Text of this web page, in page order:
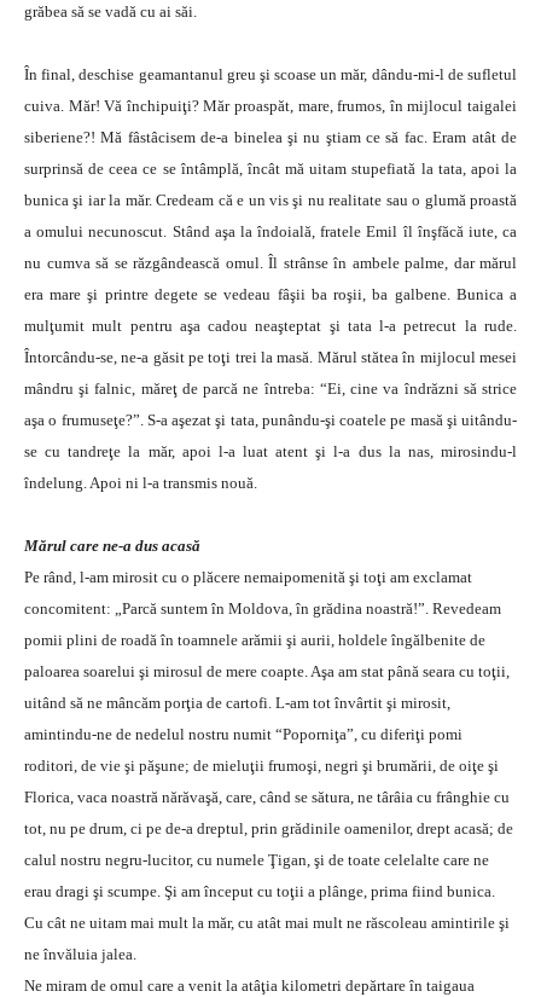
grăbea să se vadă cu ai săi.
În final, deschise geamantanul greu şi scoase un măr, dându-mi-l de sufletul
cuiva. Măr! Vă închipuiţi? Măr proaspăt, mare, frumos, în mijlocul taigalei
siberiene?! Mă fâstâcisem de-a binelea şi nu ştiam ce să fac. Eram atât de
surprinsă de ceea ce se întâmplă, încât mă uitam stupefiată la tata, apoi la
bunica şi iar la măr. Credeam că e un vis şi nu realitate sau o glumă proastă
a omului necunoscut. Stând aşa la îndoială, fratele Emil îl înşfăcă iute, ca
nu cumva să se răzgândească omul. Îl strânse în ambele palme, dar mărul
era mare şi printre degete se vedeau fâşii ba roşii, ba galbene. Bunica a
mulţumit mult pentru aşa cadou neaşteptat şi tata l-a petrecut la rude.
Întorcându-se, ne-a găsit pe toţi trei la masă. Mărul stătea în mijlocul mesei
mândru şi falnic, măreţ de parcă ne întreba: “Ei, cine va îndrăzni să strice
aşa o frumuseţe?”. S-a aşezat şi tata, punându-şi coatele pe masă şi uitându-
se cu tandreţe la măr, apoi l-a luat atent şi l-a dus la nas, mirosindu-l
îndelung. Apoi ni l-a transmis nouă.
Mărul care ne-a dus acasă
Pe rând, l-am mirosit cu o plăcere nemaipomenită şi toţi am exclamat
concomitent: „Parcă suntem în Moldova, în grădina noastră!”. Revedeam
pomii plini de roadă în toamnele arămii şi aurii, holdele îngălbenite de
paloarea soarelui şi mirosul de mere coapte. Aşa am stat până seara cu toţii,
uitând să ne mâncăm porţia de cartofi. L-am tot învârtit şi mirosit,
amintindu-ne de nedelul nostru numit “Poporniţa”, cu diferiţi pomi
roditori, de vie şi păşune; de mieluţii frumoşi, negri şi brumării, de oiţe şi
Florica, vaca noastră nărăvaşă, care, când se sătura, ne târâia cu frânghie cu
tot, nu pe drum, ci pe de-a dreptul, prin grădinile oamenilor, drept acasă; de
calul nostru negru-lucitor, cu numele Ţigan, şi de toate celelalte care ne
erau dragi şi scumpe. Şi am început cu toţii a plânge, prima fiind bunica.
Cu cât ne uitam mai mult la măr, cu atât mai mult ne răscoleau amintirile şi
ne învăluia jalea.
Ne miram de omul care a venit la atâţia kilometri depărtare în taigaua